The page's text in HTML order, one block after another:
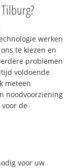
werken
te kiezen en
problemen
voldoende
meteen
noodvoorziening
de
voor uw